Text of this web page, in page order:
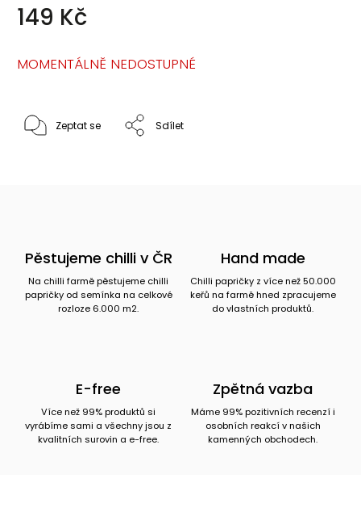
149 Kč
MOMENTÁLNĚ NEDOSTUPNÉ
Zeptat se Sdílet
Pěstujeme chilli v ČR
Na chilli farmě pěstujeme chilli
papričky od semínka na celkové
rozloze 6.000 m2.
Hand made
Chilli papričky z více než 50.000
keřů na farmě hned zpracujeme
do vlastních produktů.
E-free
Více než 99% produktů si
vyrábíme sami a všechny jsou z
kvalitních surovin a e-free.
Zpětná vazba
Máme 99% pozitivních recenzí i
osobních reakcí v našich
kamenných obchodech.